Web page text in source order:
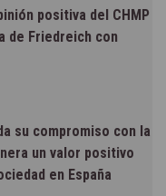
positiva del CHMP
de Friedreich con
su compromiso con la
un valor positivo
en España